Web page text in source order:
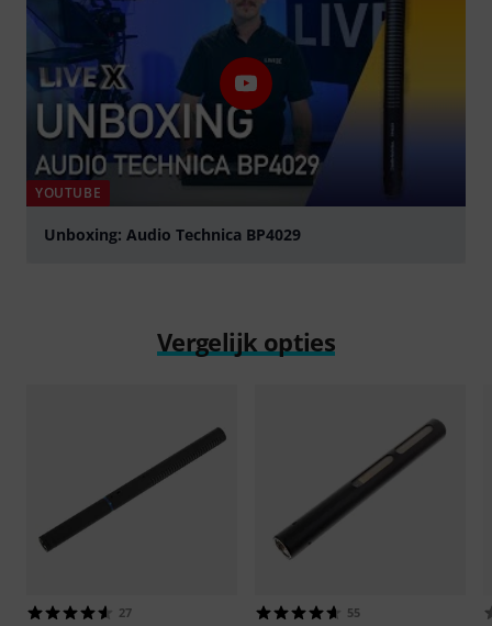
YOUTUBE
Unboxing: Audio Technica BP4029
Vergelijk opties
27 55